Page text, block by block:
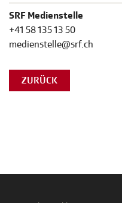
SRF Medienstelle
+41 58 135 13 50
medienstelle@srf.ch
ZURÜCK